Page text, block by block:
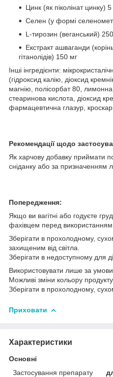
Цинк (як піколінат цинку)
Селен (у формі
L-тирозин (веганський)
Екстракт ашваганди
гітанолідів) 150 мг
Інші інгредієнти:
(гідроксид калію, діоксид
магнію, полісорбат 80,
стеаринова кислота, діоксид
фармацевтична глазур,
Рекомендації щодо
Як харчову добавку приймати
сніданку або за призначенням
Попередження:
Якщо ви вагітні або годуєте
фахівцем перед використанням.
Зберігати в прохолодному,
захищеним від світла.
Зберігати в недоступному для
Використовувати лише за умови
Можливі зміни кольору продукту.
Зберігати в прохолодному,
Приховати
Характеристики
Основні
Застосування препарату